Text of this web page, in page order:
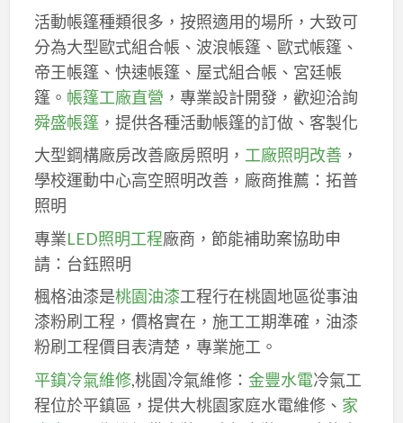
活動帳篷種類很多，按照適用的場所，大致可
分為大型歐式組合帳、波浪帳篷、歐式帳篷、
帝王帳篷、快速帳篷、屋式組合帳、宮廷帳
篷。 帳篷工廠直營 ，專業設計開發，歡迎洽詢
舜盛帳篷，提供各種活動帳篷的訂做、客製化
大型鋼構廠房改善廠房照明， 工廠照明改善，
學校運動中心高空照明改善，廠商推薦：拓普
照明
專業LED照明工程廠商，節能補助案協助申
請：台鈺照明
楓格油漆是桃園油漆工程行在桃園地區從事油
漆粉刷工程，價格實在，施工工期準確，油漆
粉刷工程價目表清楚，專業施工。
平鎮冷氣維修,桃園冷氣維修： 金豐水電冷氣工
程位於平鎮區，提供大桃園家庭水電維修、 家